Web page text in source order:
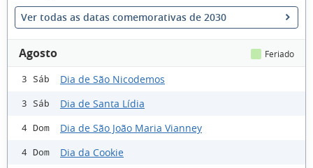
Ver todas as datas comemorativas de 2030
Agosto Feriado
3 Sáb Dia de São Nicodemos
3 Sáb Dia de Santa Lídia
4 Dom Dia de São João Maria Vianney
4 Dom Dia da Cookie